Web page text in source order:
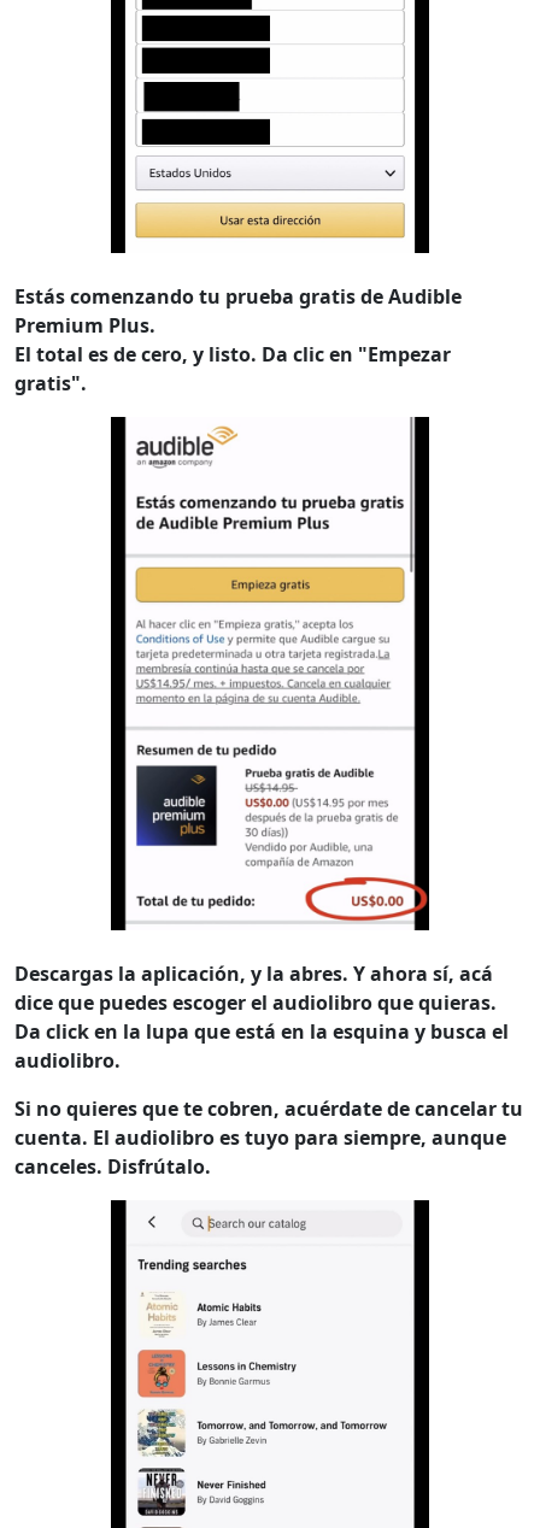
Estás comenzando tu prueba gratis de Audible
Premium Plus.
El total es de cero, y listo. Da clic en "Empezar
gratis".
Descargas la aplicación, y la abres. Y ahora sí, acá
dice que puedes escoger el audiolibro que quieras.
Da click en la lupa que está en la esquina y busca el
audiolibro.
Si no quieres que te cobren, acuérdate de cancelar tu
cuenta. El audiolibro es tuyo para siempre, aunque
canceles. Disfrútalo.